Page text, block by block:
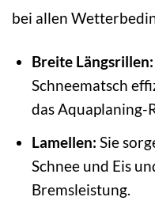
bei allen
Breite Längsrillen:
Schneematsch
das Aquaplaning-
Lamellen: Sie
Schnee und Eis
Bremsleistung.